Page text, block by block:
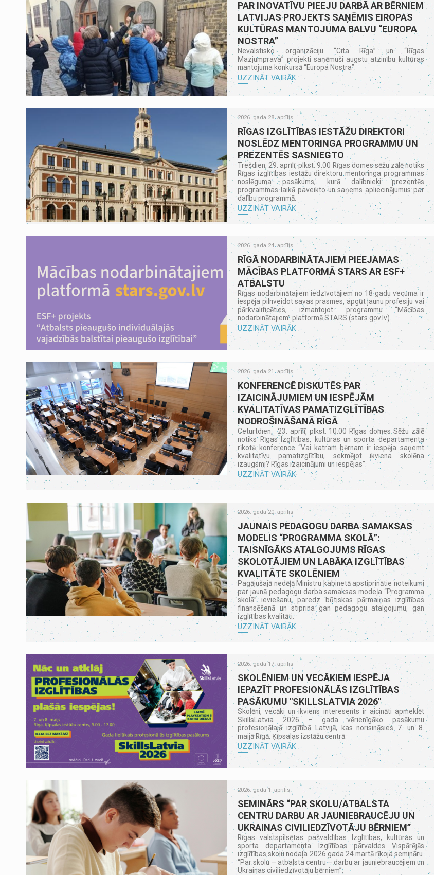
PAR INOVATĪVU PIEEJU DARBĀ AR BĒRNIEM
LATVIJAS PROJEKTS SAŅĒMIS EIROPAS
KULTŪRAS MANTOJUMA BALVU “EUROPA
NOSTRA”
Nevalstisko organizāciju “Cita Rīga” un “Rīgas
Mazjumprava” projekti saņēmuši augstu atzinību kultūras
mantojuma konkursā “Europa Nostra”.
UZZINĀT VAIRĀK
2026. gada 28. aprīlis
RĪGAS IZGLĪTĪBAS IESTĀŽU DIREKTORI
NOSLĒDZ MENTORINGA PROGRAMMU UN
PREZENTĒS SASNIEGTO
Trešdien, 29. aprīlī, plkst. 9.00 Rīgas domes sēžu zālē notiks
Rīgas izglītības iestāžu direktoru mentoringa programmas
noslēguma pasākums, kurā dalībnieki prezentēs
programmas laikā paveikto un saņems apliecinājumus par
dalību programmā.
UZZINĀT VAIRĀK
2026. gada 24. aprīlis
RĪGĀ NODARBINĀTAJIEM PIEEJAMAS
MĀCĪBAS PLATFORMĀ STARS AR ESF+
ATBALSTU
Rīgas nodarbinātajiem iedzīvotājiem no 18 gadu vecuma ir
iespēja pilnveidot savas prasmes, apgūt jaunu profesiju vai
pārkvalificēties, izmantojot programmu “Mācības
nodarbinātajiem” platformā STARS (stars.gov.lv).
UZZINĀT VAIRĀK
2026. gada 21. aprīlis
KONFERENCĒ DISKUTĒS PAR
IZAICINĀJUMIEM UN IESPĒJĀM
KVALITATĪVAS PAMATIZGLĪTĪBAS
NODROŠINĀŠANĀ RĪGĀ
Ceturtdien, 23. aprīlī, plkst. 10.00 Rīgas domes Sēžu zālē
notiks Rīgas Izglītības, kultūras un sporta departamenta
rīkotā konference “Vai katram bērnam ir iespēja saņemt
kvalitatīvu pamatizglītību, sekmējot ikviena skolēna
izaugsmi? Rīgas izaicinājumi un iespējas”.
UZZINĀT VAIRĀK
2026. gada 20. aprīlis
JAUNAIS PEDAGOGU DARBA SAMAKSAS
MODELIS “PROGRAMMA SKOLĀ”:
TAISNĪGĀKS ATALGOJUMS RĪGAS
SKOLOTĀJIEM UN LABĀKA IZGLĪTĪBAS
KVALITĀTE SKOLĒNIEM
Pagājušajā nedēļā Ministru kabinetā apstiprinātie noteikumi
par jaunā pedagogu darba samaksas modeļa “Programma
skolā” ieviešanu, paredz būtiskas pārmaiņas izglītības
finansēšanā un stiprina gan pedagogu atalgojumu, gan
izglītības kvalitāti.
UZZINĀT VAIRĀK
2026. gada 17. aprīlis
SKOLĒNIEM UN VECĀKIEM IESPĒJA
IEPAZĪT PROFESIONĀLĀS IZGLĪTĪBAS
PASĀKUMU "SKILLSLATVIA 2026"
Skolēni, vecāki un ikviens interesents ir aicināti apmeklēt
SkillsLatvia 2026 – gada vērienīgāko pasākumu
profesionālajā izglītībā Latvijā, kas norisināsies 7. un 8.
maijā Rīgā, Ķīpsalas izstāžu centrā.
UZZINĀT VAIRĀK
2026. gada 1. aprīlis
SEMINĀRS “PAR SKOLU/ATBALSTA
CENTRU DARBU AR JAUNIEBRAUCĒJU UN
UKRAINAS CIVILIEDZĪVOTĀJU BĒRNIEM”
Rīgas valstspilsētas pašvaldības Izglītības, kultūras un
sporta departamenta Izglītības pārvaldes Vispārējās
izglītības skolu nodaļa 2026.gada 24.martā rīkoja semināru
“Par skolu – atbalsta centru – darbu ar jauniebraucējiem un
Ukrainas civiliedzīvotāju bērniem”.